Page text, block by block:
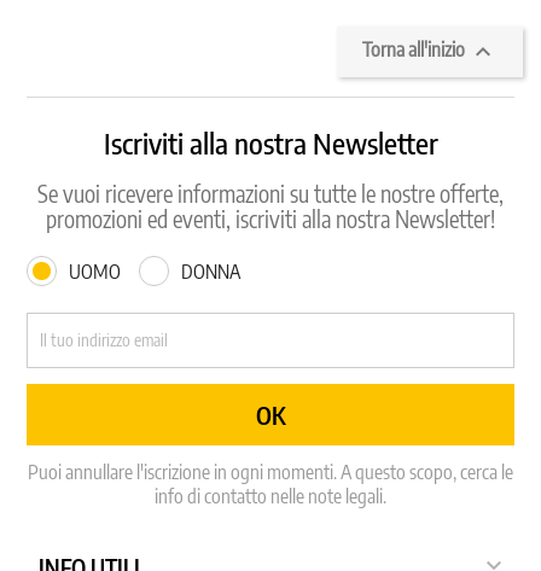
Torna all'inizio 
Iscriviti alla nostra Newsletter
Se vuoi ricevere informazioni su tutte le nostre offerte,
promozioni ed eventi, iscriviti alla nostra Newsletter!
UOMO DONNA
Puoi annullare l'iscrizione in ogni momenti. A questo scopo, cerca le
info di contatto nelle note legali.